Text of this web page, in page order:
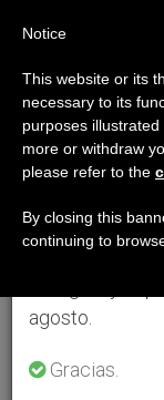
Aviso
Del 27 de
anual,
se generan
agosto.
Gracias.
Notice
This website or its
necessary to its
purposes
more or withdraw
please refer to the
By closing this
continuing to